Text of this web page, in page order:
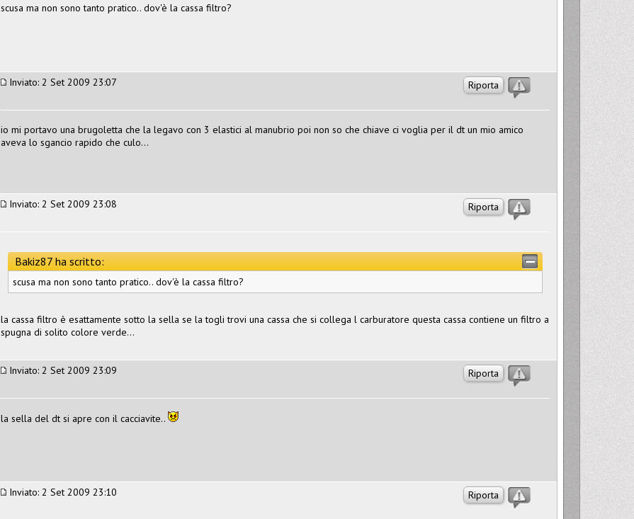
scusa ma non sono tanto pratico.. dov'è la cassa filtro?
Riporta
Inviato: 2 Set 2009 23:07
io mi portavo una brugoletta che la legavo con 3 elastici al manubrio poi non so che chiave ci voglia per il dt un mio amico
aveva lo sgancio rapido che culo...
Riporta
Inviato: 2 Set 2009 23:08
Bakiz87 ha scritto:
scusa ma non sono tanto pratico.. dov'è la cassa filtro?
la cassa filtro è esattamente sotto la sella se la togli trovi una cassa che si collega l carburatore questa cassa contiene un filtro a
spugna di solito colore verde...
Riporta
Inviato: 2 Set 2009 23:09
la sella del dt si apre con il cacciavite..
Riporta
Inviato: 2 Set 2009 23:10